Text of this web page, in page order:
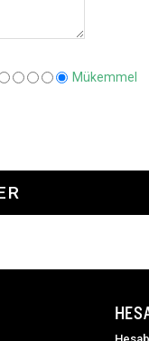
Mükemmel